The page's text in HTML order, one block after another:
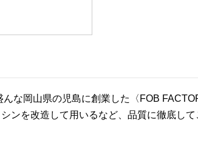
な岡山県の児島に創業した〈FOB
ンを改造して用いるなど、品質に徹底し